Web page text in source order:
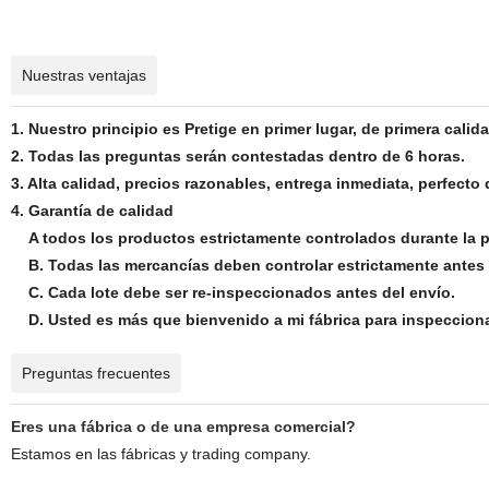
Nuestras ventajas
1. Nuestro principio es Pretige en primer lugar, de primera
2. Todas las preguntas serán contestadas dentro de 6 horas.
3. Alta calidad, precios razonables, entrega inmediata,
4. Garantía de calidad
A todos los productos estrictamente controlados durante la
B. Todas las mercancías deben controlar estrictamente antes
C. Cada lote debe ser re-inspeccionados antes del envío.
D. Usted es más que bienvenido a mi fábrica para
Preguntas frecuentes
Eres una fábrica o de una empresa comercial?
Estamos en las fábricas y trading company.